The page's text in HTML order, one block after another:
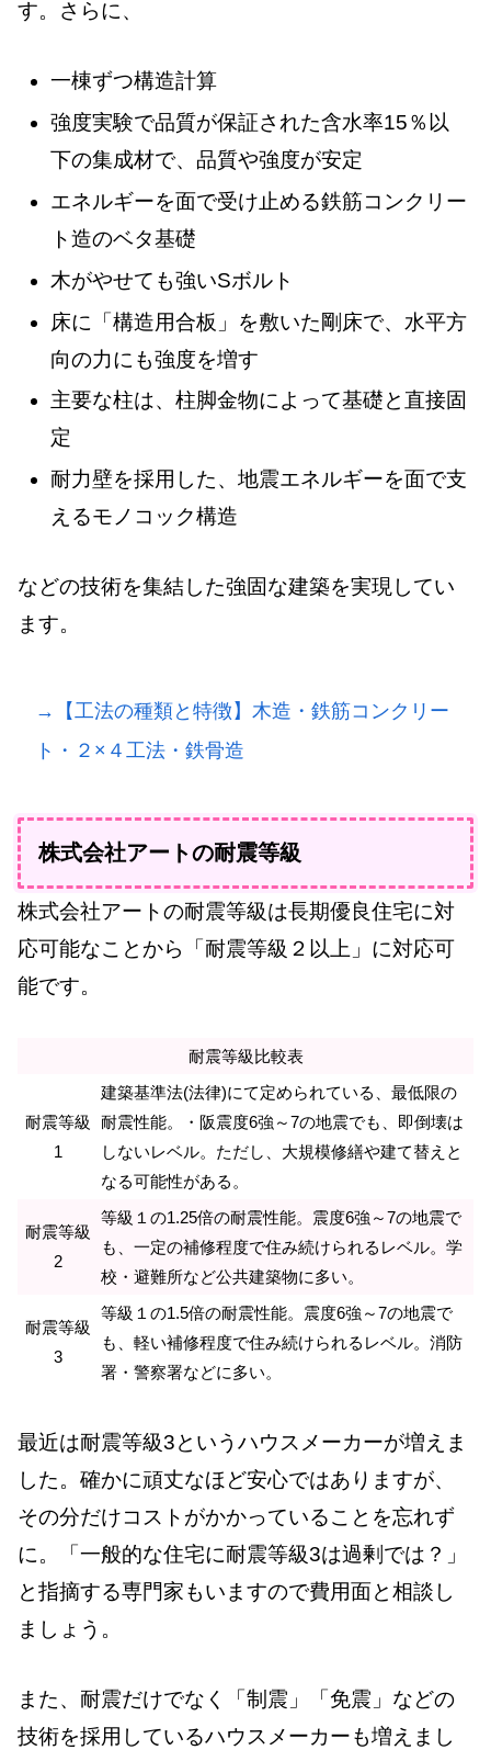
す。さらに、
一棟ずつ構造計算
強度実験で品質が保証された含水率15％以
下の集成材で、品質や強度が安定
エネルギーを面で受け止める鉄筋コンクリー
ト造のベタ基礎
木がやせても強いSボルト
床に「構造用合板」を敷いた剛床で、水平方
向の力にも強度を増す
主要な柱は、柱脚金物によって基礎と直接固
定
耐力壁を採用した、地震エネルギーを面で支
えるモノコック構造
などの技術を集結した強固な建築を実現してい
ます。
→【工法の種類と特徴】木造・鉄筋コンクリー
ト・２×４工法・鉄骨造
株式会社アートの耐震等級
株式会社アートの耐震等級は長期優良住宅に対
応可能なことから「耐震等級２以上」に対応可
能です。
耐震等級比較表
耐震等級
1
建築基準法(法律)にて定められている、最低限の
耐震性能。・阪震度6強～7の地震でも、即倒壊は
しないレベル。ただし、大規模修繕や建て替えと
なる可能性がある。
耐震等級
2
等級１の1.25倍の耐震性能。震度6強～7の地震で
も、一定の補修程度で住み続けられるレベル。学
校・避難所など公共建築物に多い。
耐震等級
3
等級１の1.5倍の耐震性能。震度6強～7の地震で
も、軽い補修程度で住み続けられるレベル。消防
署・警察署などに多い。
最近は耐震等級3というハウスメーカーが増えま
した。確かに頑丈なほど安心ではありますが、
その分だけコストがかかっていることを忘れず
に。「一般的な住宅に耐震等級3は過剰では？」
と指摘する専門家もいますので費用面と相談し
ましょう。
また、耐震だけでなく「制震」「免震」などの
技術を採用しているハウスメーカーも増えまし